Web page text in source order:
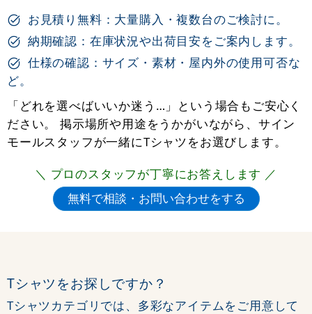
お見積り無料：大量購入・複数台のご検討に。
納期確認：在庫状況や出荷目安をご案内します。
仕様の確認：サイズ・素材・屋内外の使用可否な
ど。
「どれを選べばいいか迷う…」という場合もご安心く
ださい。 掲示場所や用途をうかがいながら、サイン
モールスタッフが一緒にTシャツをお選びします。
＼ プロのスタッフが丁寧にお答えします ／
Tシャツをお探しですか？
Tシャツカテゴリでは、多彩なアイテムをご用意して